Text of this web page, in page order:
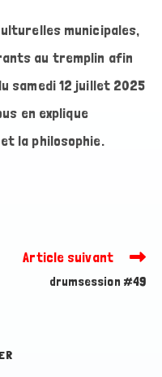
municipales,
au tremplin afin
samedi 12 juillet 2025
en explique
la philosophie.
Article suivant
drumsession #49